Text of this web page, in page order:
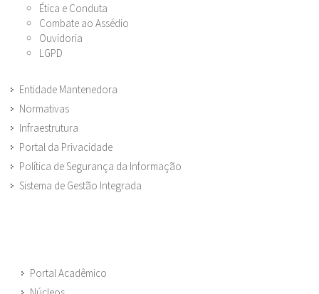
Ética e Conduta
Combate ao Assédio
Ouvidoria
LGPD
Entidade Mantenedora
Normativas
Infraestrutura
Portal da Privacidade
Política de Segurança da Informação
Sistema de Gestão Integrada
Portal Acadêmico